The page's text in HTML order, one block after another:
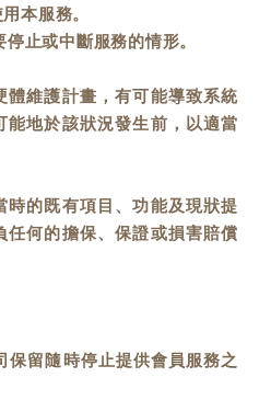
本服務。
止或中斷服務的情形。
維護計畫，有可能導致系統
地於該狀況發生前，以適當
的既有項目、功能及現狀提
何的擔保、保證或損害賠償
保留隨時停止提供會員服務之